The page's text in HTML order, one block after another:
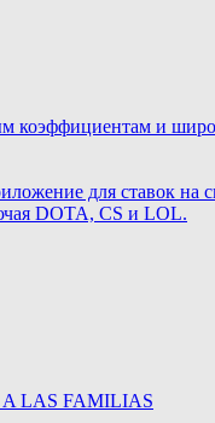
и
для ставок на
DOTA, CS и LOL.
LAS FAMILIAS